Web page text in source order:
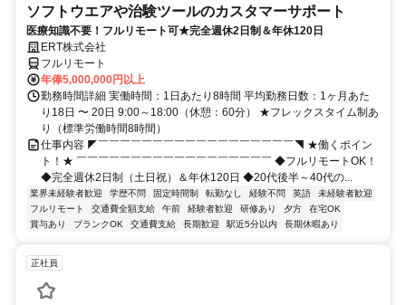
ソフトウエアや治験ツールのカスタマーサポート
医療知識不要！フルリモート可★完全週休2日制＆年休120日
ERT株式会社
フルリモート
年俸5,000,000円以上
勤務時間詳細 実働時間：1日あたり8時間 平均勤務日数：1ヶ月あた
り18日 〜 20日 9:00～18:00（休憩：60分） ★フレックスタイム制あ
り（標準労働時間8時間）
仕事内容 ◤￣￣￣￣￣￣￣￣￣￣￣￣￣￣￣￣￣￣◥ ★働くポイン
ト！★ ￣￣￣￣￣￣￣￣￣￣￣￣￣￣￣￣￣￣ ◆フルリモートOK！
◆完全週休2日制（土日祝）＆年休120日 ◆20代後半～40代の...
業界未経験者歓迎 学歴不問 固定時間制 転勤なし 経験不問 英語
未経験者歓迎
フルリモート
交通費全額支給 午前 経験者歓迎 研修あり 夕方
在宅OK
賞与あり
ブランクOK 交通費支給 長期歓迎 駅近5分以内 長期休暇あり
正社員